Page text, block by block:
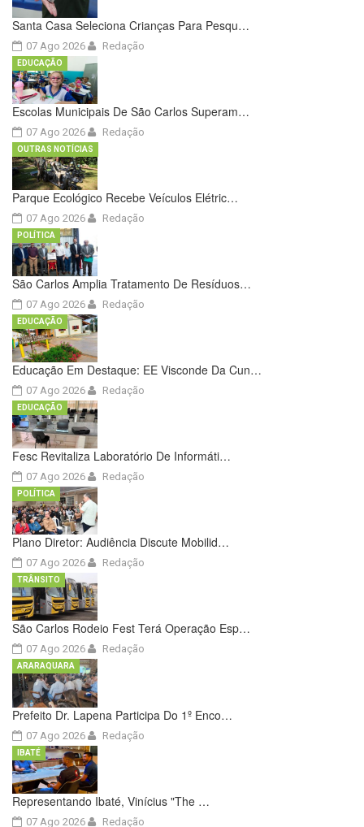
Santa Casa Seleciona Crianças Para Pesqu…
07 Ago 2026 Redação
Escolas Municipais De São Carlos Superam…
07 Ago 2026
EDUCAÇÃO
Redação
Parque Ecológico Recebe Veículos Elétric…
07 Ago 2026
OUTRAS NOTÍCIAS
Redação
São Carlos Amplia Tratamento De Resíduos…
07 Ago 2026
POLÍTICA
Redação
Educação Em Destaque: EE Visconde Da Cun…
07 Ago 2026
EDUCAÇÃO
Redação
Fesc Revitaliza Laboratório De Informáti…
07 Ago 2026
EDUCAÇÃO
Redação
Plano Diretor: Audiência Discute Mobilid…
07 Ago 2026
POLÍTICA
Redação
São Carlos Rodeio Fest Terá Operação Esp…
07 Ago 2026
TRÂNSITO
Redação
Prefeito Dr. Lapena Participa Do 1º Enco…
07 Ago 2026
ARARAQUARA
Redação
Representando Ibaté, Vinícius "The …
07 Ago 2026
IBATÉ
Redação